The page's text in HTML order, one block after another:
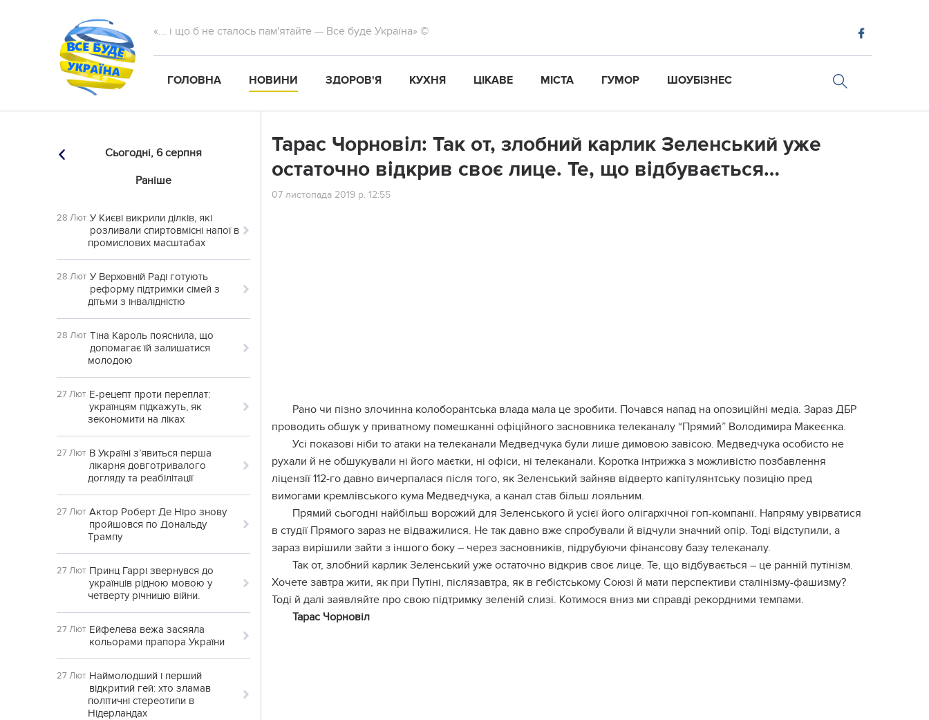
«... і що б не сталось пам'ятайте — Все буде Україна» ©
ГОЛОВНА НОВИНИ ЗДОРОВ'Я КУХНЯ ЦІКАВЕ МІСТА ГУМОР ШОУБІЗНЕС
Сьогодні, 6 серпня
Раніше
28 Лют У Києві викрили ділків, які
розливали спиртовмісні напої в
промислових масштабах
28 Лют У Верховній Раді готують
реформу підтримки сімей з
дітьми з інвалідністю
28 Лют Тіна Кароль пояснила, що
допомагає їй залишатися
молодою
27 Лют Е-рецепт проти переплат:
українцям підкажуть, як
зекономити на ліках
27 Лют В Україні з’явиться перша
лікарня довготривалого
догляду та реабілітації
27 Лют Актор Роберт Де Ніро знову
пройшовся по Дональду
Трампу
27 Лют Принц Гаррі звернувся до
українців рідною мовою у
четверту річницю війни.
27 Лют Ейфелева вежа засяяла
кольорами прапора України
27 Лют Наймолодший і перший
відкритий гей: хто зламав
політичні стереотипи в
Нідерландах
Тарас Чорновіл: Так от, злобний карлик Зеленський уже
остаточно відкрив своє лице. Те, що відбувається…
07 листопада 2019 р. 12:55
Рано чи пізно злочинна колоборантська влада мала це зробити. Почався напад на опозиційні медіа. Зараз ДБР
проводить обшук у приватному помешканні офіційного засновника телеканалу “Прямий” Володимира Макеєнка.
Усі показові ніби то атаки на телеканали Медведчука були лише димовою завісою. Медведчука особисто не
рухали й не обшукували ні його маєтки, ні офіси, ні телеканали. Коротка інтрижка з можливістю позбавлення
ліцензії 112-го давно вичерпалася після того, як Зеленський зайняв відверто капітулянтську позицію пред
вимогами кремлівського кума Медведчука, а канал став більш лояльним.
Прямий сьогодні найбільш ворожий для Зеленського й усієї його олігархічної гоп-компанії. Напряму увірватися
в студії Прямого зараз не відважилися. Не так давно вже спробували й відчули значний опір. Тоді відступили, а
зараз вирішили зайти з іншого боку – через засновників, підрубуючи фінансову базу телеканалу.
Так от, злобний карлик Зеленський уже остаточно відкрив своє лице. Те, що відбувається – це ранній путінізм.
Хочете завтра жити, як при Путіні, післязавтра, як в гебістському Союзі й мати перспективи сталінізму-фашизму?
Тоді й далі заявляйте про свою підтримку зеленій слизі. Котимося вниз ми справді рекордними темпами.
Тарас Чорновіл